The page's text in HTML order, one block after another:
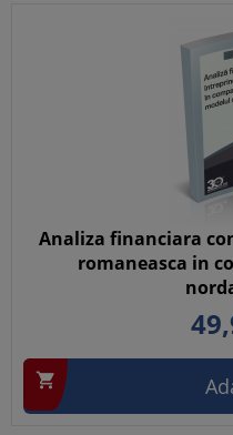
Analiza financiara
romaneasca in
49,
